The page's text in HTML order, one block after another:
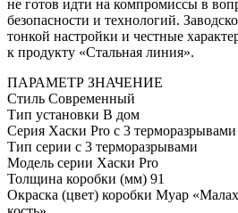
не готов идти на компромиссы в
безопасности и технологий.
тонкой настройки и честные
к продукту «Стальная линия».
ПАРАМЕТР ЗНАЧЕНИЕ
Стиль Современный
Тип установки В дом
Серия Хаски Pro с 3 терморазрывами
Тип серии с 3 терморазрывами
Модель серии Хаски Pro
Толщина коробки (мм) 91
Окраска (цвет) коробки Муар